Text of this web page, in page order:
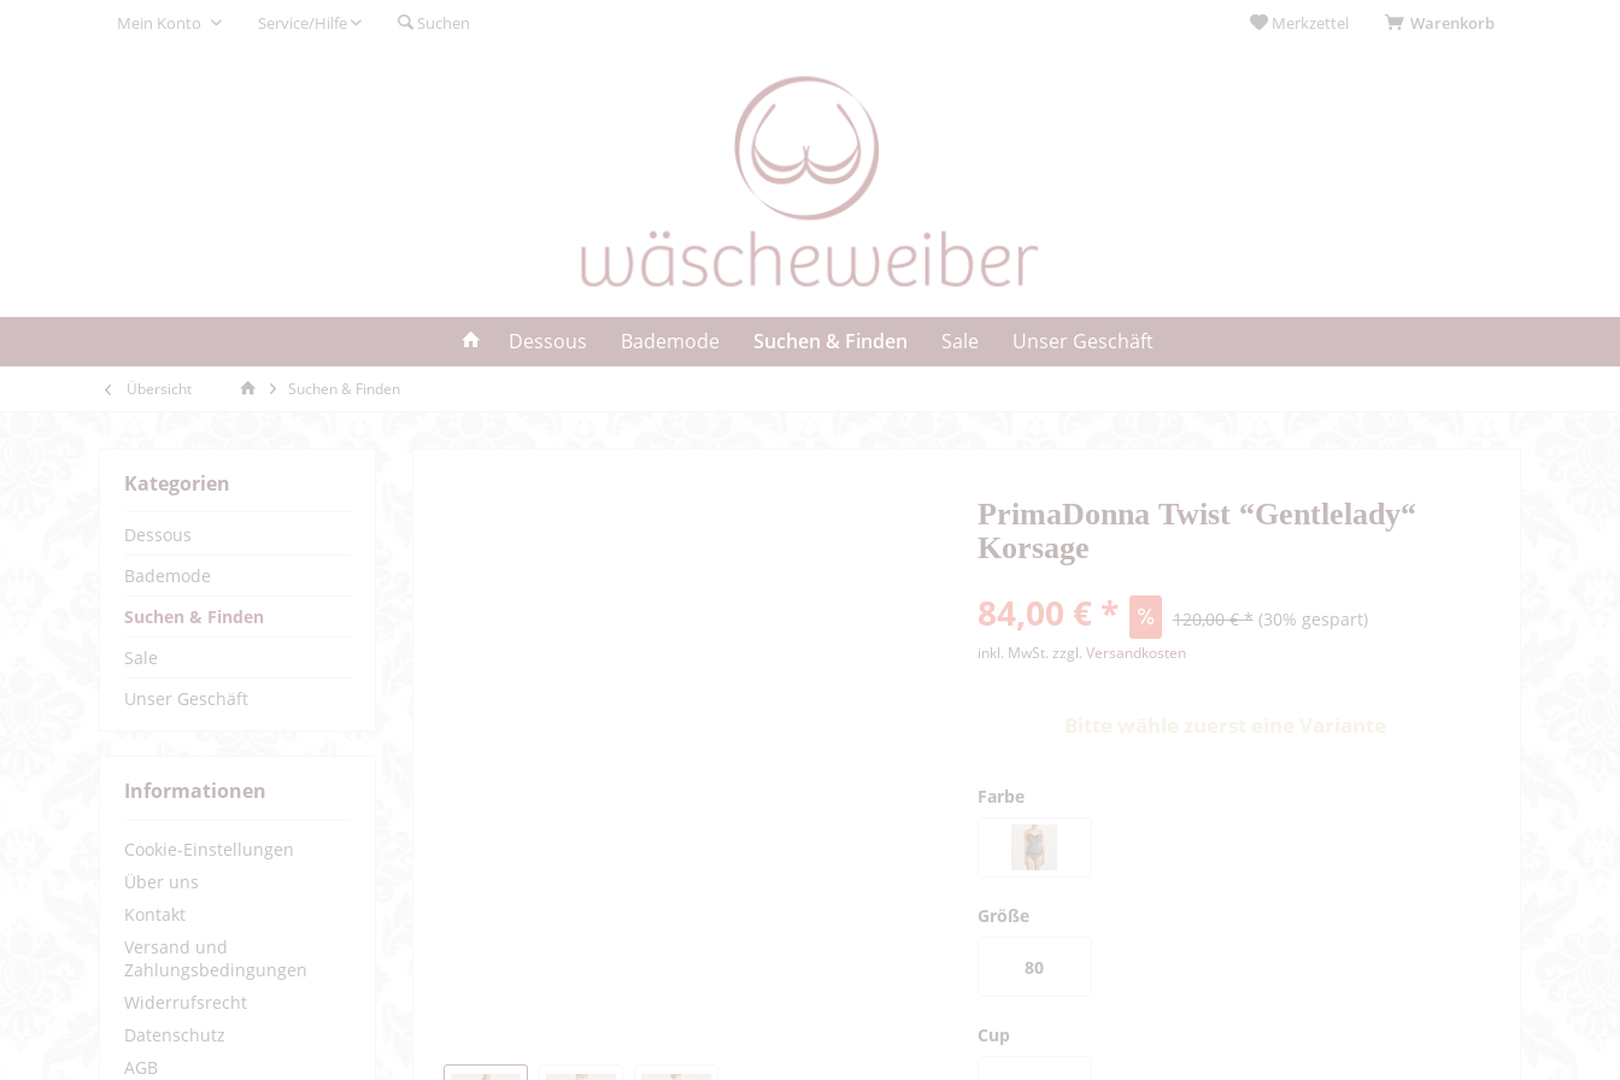
Warenkorb
Merkzettel
Mein Konto Service/Hilfe Suchen
Dessous Bademode Suchen & Finden Sale Unser Geschäft
Übersicht Suchen & Finden
Kategorien
Dessous
Bademode
Suchen & Finden
Sale
Unser Geschäft
Informationen
Cookie-Einstellungen
Über uns
Kontakt
Versand und
Zahlungsbedingungen
Widerrufsrecht
Datenschutz
AGB
PrimaDonna Twist “Gentlelady“
Korsage
84,00 € * 120,00 € * (30% gespart)
inkl. MwSt. zzgl. Versandkosten
Farbe
Größe
80
Cup